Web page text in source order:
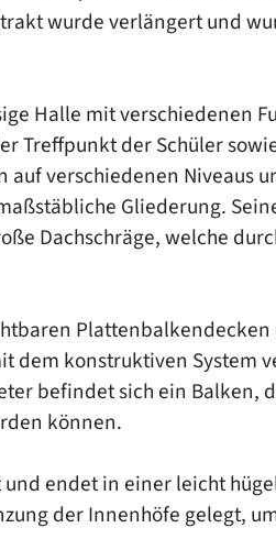
wurde verlängert und
Halle mit verschiedenen
Treffpunkt der Schüler
verschiedenen Niveaus
Gliederung.
Dachschräge, welche
Plattenbalkendecken
dem konstruktiven System
befindet sich ein Balken,
können.
endet in einer leicht
der Innenhöfe gelegt,